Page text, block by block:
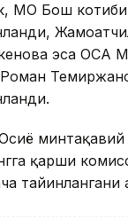
МОҚ Бош
эса ОСА
қарши
тайинлангани